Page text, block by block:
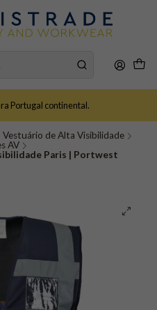
Portugal continental.
Vestuário de Alta Visibilidade
AV
Paris | Portwest